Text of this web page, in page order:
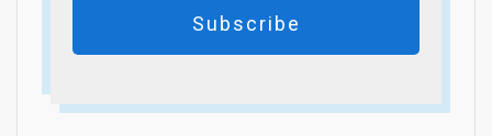
Subscribe